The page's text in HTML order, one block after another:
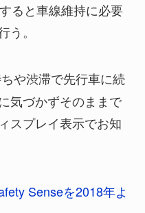
ると車線維持に必要
。
や渋滞で先行車に続
気づかずそのままで
スプレイ表示でお知
Senseを2018年よ